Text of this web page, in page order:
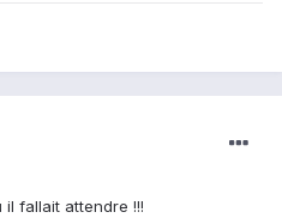
il fallait attendre !!!